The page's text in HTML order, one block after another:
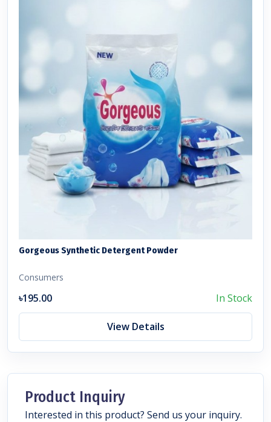
Gorgeous Synthetic Detergent Powder
Consumers
৳195.00 In Stock
View Details
Product Inquiry
Interested in this product? Send us your inquiry.